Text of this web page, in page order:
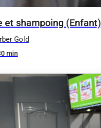
et shampoing (Enfant)
Gold
min